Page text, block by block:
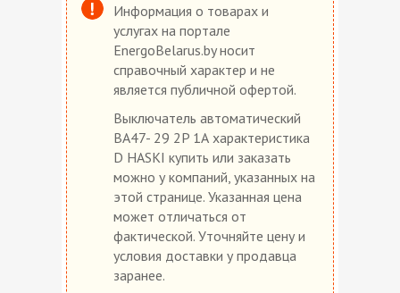
Информация о товарах и
услугах на портале
EnergoBelarus.by носит
справочный характер и не
является публичной офертой.
Выключатель автоматический
ВА47- 29 2P 1А характеристика
D HASKI купить или заказать
можно у компаний, указанных на
этой странице. Указанная цена
может отличаться от
фактической. Уточняйте цену и
условия доставки у продавца
заранее.